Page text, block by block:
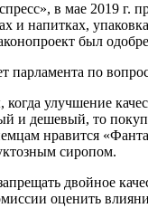
в мае 2019 г.
и напитках,
был
парламента по
улучшение
и дешевый, то
нравится
сиропом.
двойное
оценить